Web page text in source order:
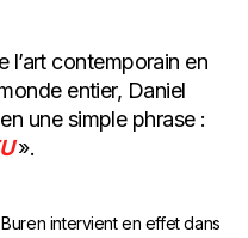
l’art contemporain en
entier, Daniel
une simple phrase :
».
intervient en effet dans